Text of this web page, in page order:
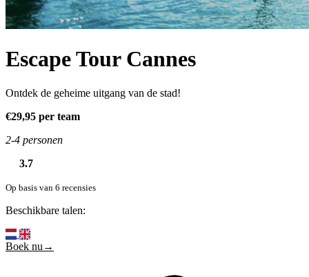
Escape Tour Cannes
Ontdek de geheime uitgang van de stad!
€29,95 per team
2-4 personen
3.7
Op basis van 6 recensies
Beschikbare talen:
Boek nu→